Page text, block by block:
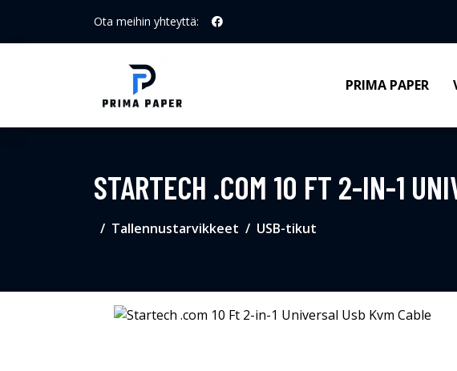
Ota meihin yhteyttä:
PRIMA PAPER
STARTECH .COM 10 FT 2-IN-1
Tallennustarvikkeet USB-tikut